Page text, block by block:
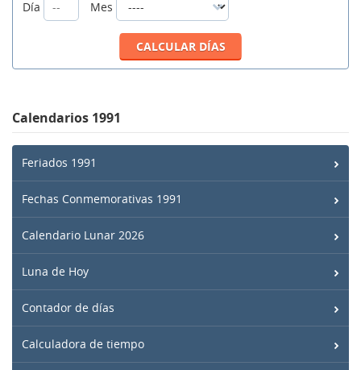
Día
Mes
Calendarios 1991
Feriados 1991
Fechas Conmemorativas 1991
Calendario Lunar 2026
Luna de Hoy
Contador de días
Calculadora de tiempo